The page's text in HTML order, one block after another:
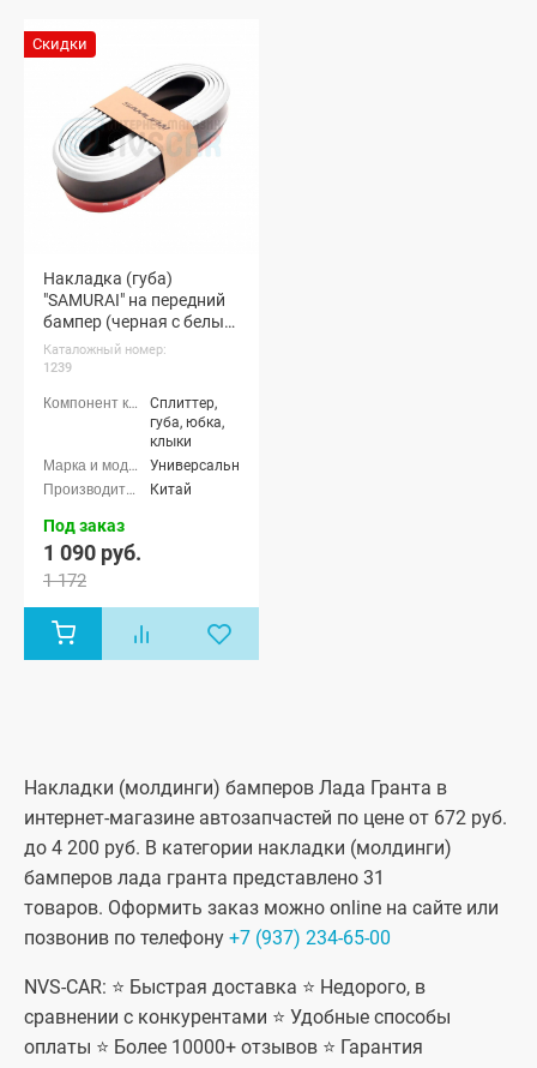
Скидки
Накладка (губа)
"SAMURAI" на передний
бампер (черная с белым
кантом)
Каталожный номер:
1239
Сплиттер,
губа, юбка,
клыки
Универсальные
Китай
Под заказ
1 090 руб.
1 172
Накладки (молдинги) бамперов Лада Гранта в
интернет-магазине автозапчастей по цене от 672 руб.
до 4 200 руб. В категории накладки (молдинги)
бамперов лада гранта представлено 31
товаров. Оформить заказ можно online на сайте или
позвонив по телефону +7 (937) 234-65-00
NVS-CAR: ⭐ Быстрая доставка ⭐ Недорого, в
сравнении с конкурентами ⭐ Удобные способы
оплаты ⭐ Более 10000+ отзывов ⭐ Гарантия